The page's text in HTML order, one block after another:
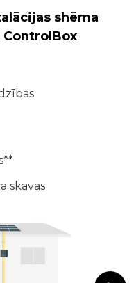
shēma
ControlBox
skavas